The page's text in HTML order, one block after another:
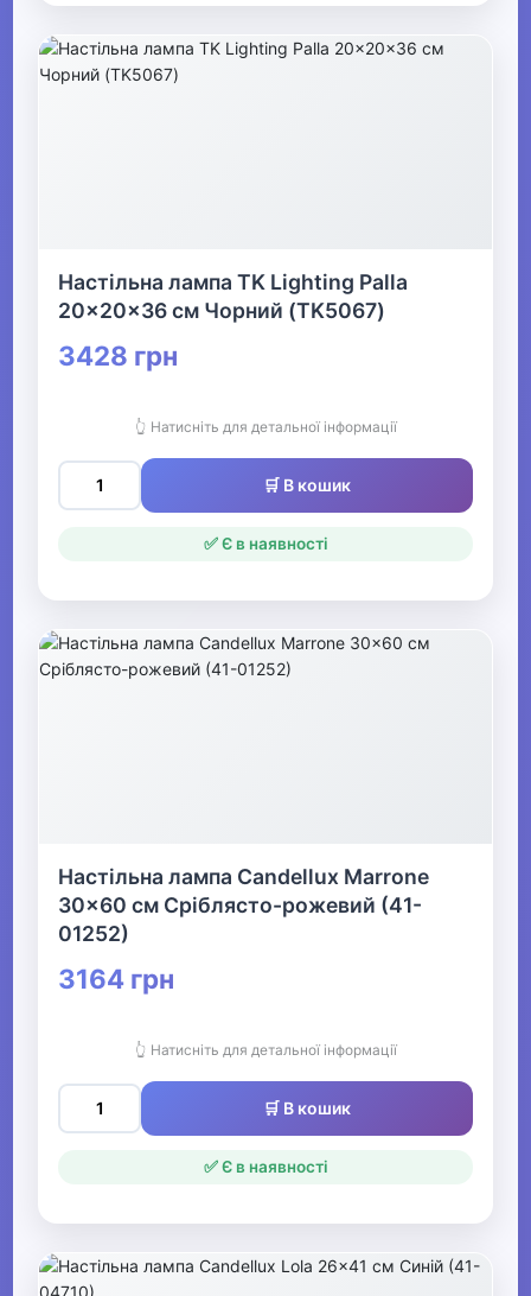
Настільна лампа TK Lighting Palla
20x20x36 см Чорний (TK5067)
3428 грн
👆 Натисніть для детальної інформації
🛒 В кошик
✅ Є в наявності
Настільна лампа Candellux Marrone
30x60 см Сріблясто-рожевий (41-
01252)
3164 грн
👆 Натисніть для детальної інформації
🛒 В кошик
✅ Є в наявності